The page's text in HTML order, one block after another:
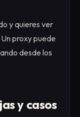
y quieres ver
proxy puede
desde los
y casos